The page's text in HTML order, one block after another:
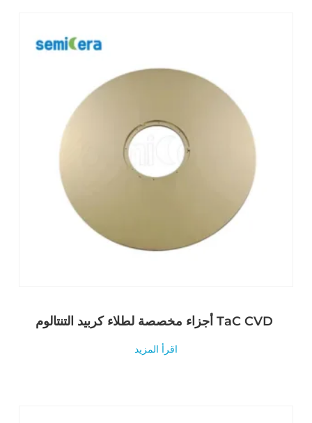
أجزاء مخصصة لطلاء كربيد التنتالوم TaC CVD
اقرأ المزيد